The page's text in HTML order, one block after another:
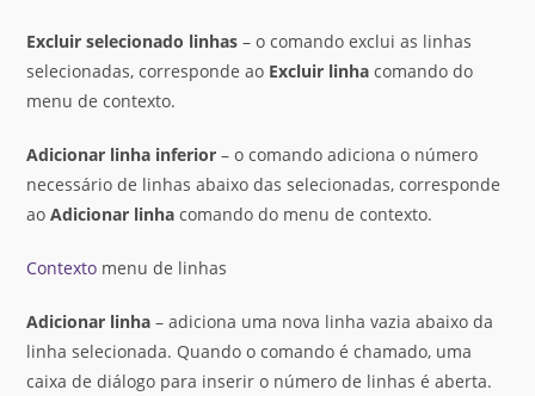
Excluir selecionado linhas – o comando exclui as linhas
selecionadas, corresponde ao Excluir linha comando do
menu de contexto.
Adicionar linha inferior – o comando adiciona o número
necessário de linhas abaixo das selecionadas, corresponde
aoAdicionar linha comando do menu de contexto.
Contexto menu de linhas
Adicionar linha – adiciona uma nova linha vazia abaixo da
linha selecionada. Quando o comando é chamado, uma
caixa de diálogo para inserir o número de linhas é aberta.